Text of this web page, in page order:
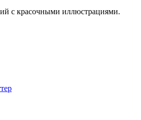
с красочными иллюстрациями.